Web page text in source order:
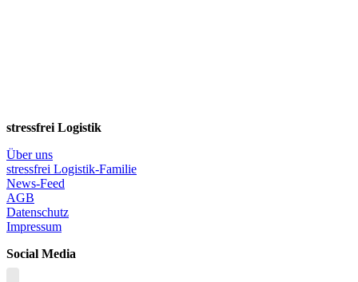
stressfrei Logistik
Über uns
stressfrei Logistik-Familie
News-Feed
AGB
Datenschutz
Impressum
Social Media